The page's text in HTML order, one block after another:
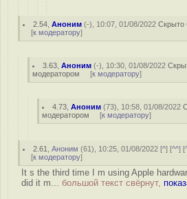
2.54 ,Аноним (-), 10:07, 01/08/2022Скрыто
[к модератору]
3.63 ,Аноним (-), 10:30, 01/08/2022
модератором [к модератору]
4.73 ,Аноним (73), 10:58, 01/08/2022
модератором [к модератору]
2.61 ,Аноним (61), 10:25, 01/08/2022 [^] [^^] [
[к модератору]
It s the third time I m using Apple
did it m... большой текст свёрнут,